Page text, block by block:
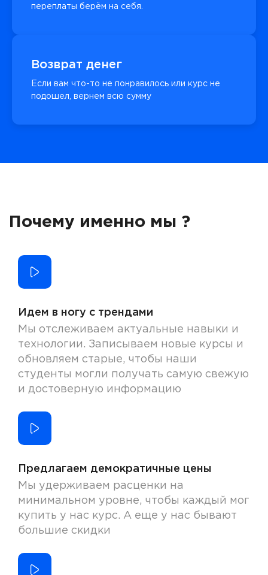
переплаты берём на себя.
Возврат денег
Если вам что-то не понравилось или курс не
подошел, вернем всю сумму
Почему именно мы ?
Идем в ногу с трендами
Мы отслеживаем актуальные навыки и
технологии. Записываем новые курсы и
обновляем старые, чтобы наши
студенты могли получать самую свежую
и достоверную информацию
Предлагаем демократичные цены
Мы удерживаем расценки на
минимальном уровне, чтобы каждый мог
купить у нас курс. А еще у нас бывают
большие скидки